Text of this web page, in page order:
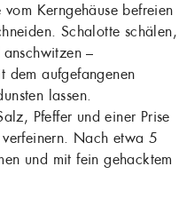
Kerngehäuse befreien
Schalotte schälen,
–
dem aufgefangenen
lassen.
Pfeffer und einer Prise
Nach etwa 5
und mit fein gehacktem